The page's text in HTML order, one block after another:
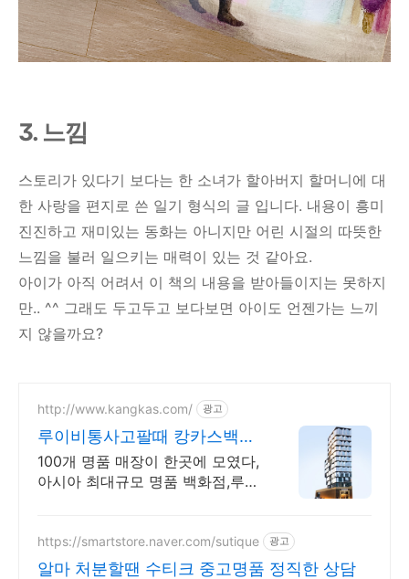
3. 느낌
스토리가 있다기 보다는 한 소녀가 할아버지 할머니에 대
한 사랑을 편지로 쓴 일기 형식의 글 입니다. 내용이 흥미
진진하고 재미있는 동화는 아니지만 어린 시절의 따뜻한
느낌을 불러 일으키는 매력이 있는 것 같아요.
아이가 아직 어려서 이 책의 내용을 받아들이지는 못하지
만.. ^^ 그래도 두고두고 보다보면 아이도 언젠가는 느끼
지 않을까요?
http://www.kangkas.com/ 광고
루이비통사고팔때 캉카스백화
점 100개 명품 매장이 한곳에
100개 명품 매장이 한곳에 모였다,
아시아 최대규모 명품 백화점,루이
https://smartstore.naver.com/sutique 광고
알마 처분할땐 수티크 중고명품 정직한 상담